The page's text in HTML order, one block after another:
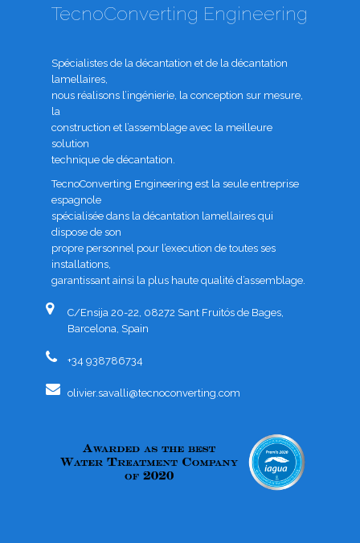
TecnoConverting Engineering
Spécialistes de la décantation et de la décantation
lamellaires,
nous réalisons l’ingénierie, la conception sur mesure,
la
construction et l’assemblage avec la meilleure
solution
technique de décantation.
TecnoConverting Engineering est la seule entreprise
espagnole
spécialisée dans la décantation lamellaires qui
dispose de son
propre personnel pour l’execution de toutes ses
installations,
garantissant ainsi la plus haute qualité d’assemblage.
C/Ensija 20-22, 08272 Sant Fruitós de Bages,
Barcelona, Spain
+34 938786734
olivier.savalli@tecnoconverting.com